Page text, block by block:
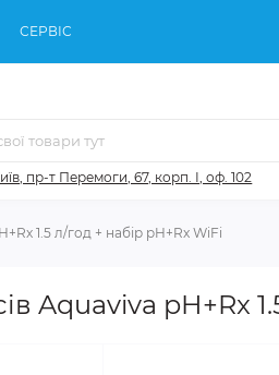
СЕРВІС
пр-т Перемоги, 67, корп. І, оф. 102
1.5 л/год + набір pH+Rx WiFi
Aquaviva pH+Rx